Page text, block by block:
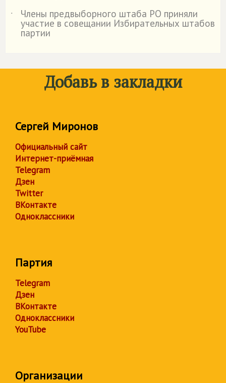
˙
Члены предвыборного штаба РО приняли
участие в совещании Избирательных штабов
партии
Добавь в закладки
Сергей Миронов
Официальный сайт
Интернет-приёмная
Telegram
Дзен
Twitter
ВКонтакте
Одноклассники
Партия
Telegram
Дзен
ВКонтакте
Одноклассники
YouTube
Организации